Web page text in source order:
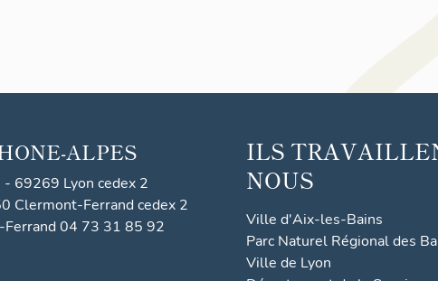
ALPES
69269 Lyon cedex 2
Clermont-Ferrand cedex 2
04 73 31 85 92
ILS
NOUS
Ville d'Aix-les-Bains
Parc Naturel Régional des
Ville de Lyon